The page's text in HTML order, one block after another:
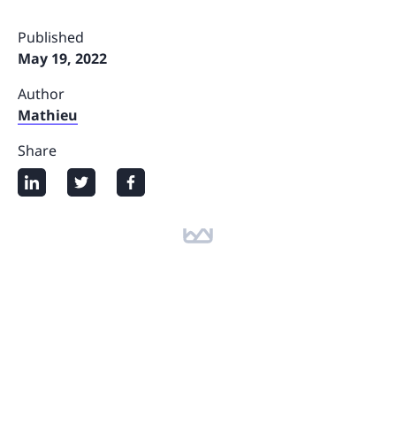
Published
May 19, 2022
Author
Mathieu
Share